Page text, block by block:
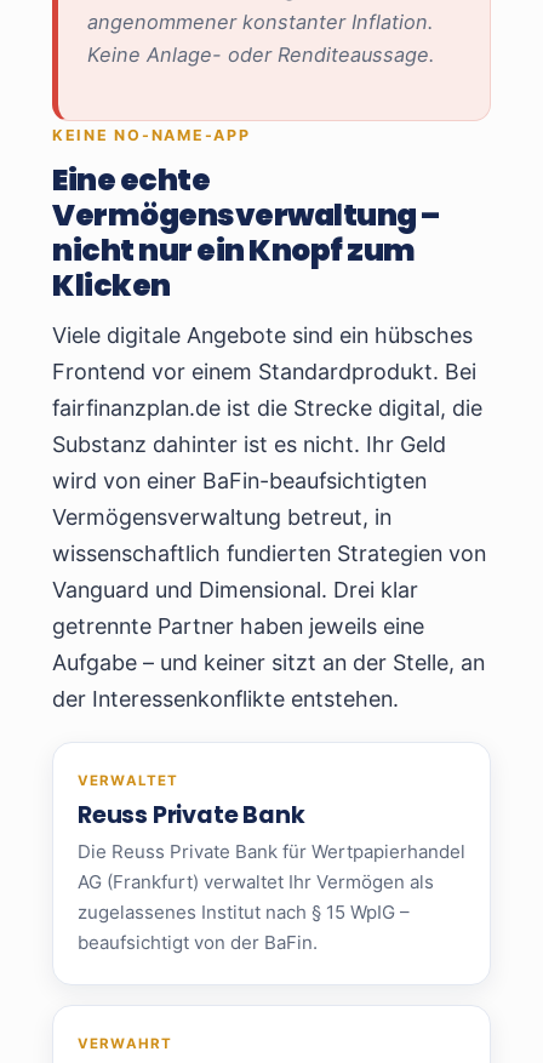
angenommener konstanter Inflation.
Keine Anlage- oder Renditeaussage.
KEINE NO-NAME-APP
Eine echte
Vermögensverwaltung –
nicht nur ein Knopf zum
Klicken
Viele digitale Angebote sind ein hübsches
Frontend vor einem Standardprodukt. Bei
fairfinanzplan.de ist die Strecke digital, die
Substanz dahinter ist es nicht. Ihr Geld
wird von einer BaFin-beaufsichtigten
Vermögensverwaltung betreut, in
wissenschaftlich fundierten Strategien von
Vanguard und Dimensional. Drei klar
getrennte Partner haben jeweils eine
Aufgabe – und keiner sitzt an der Stelle, an
der Interessenkonflikte entstehen.
VERWALTET
Reuss Private Bank
Die Reuss Private Bank für Wertpapierhandel
AG (Frankfurt) verwaltet Ihr Vermögen als
zugelassenes Institut nach § 15 WpIG –
beaufsichtigt von der BaFin.
VERWAHRT